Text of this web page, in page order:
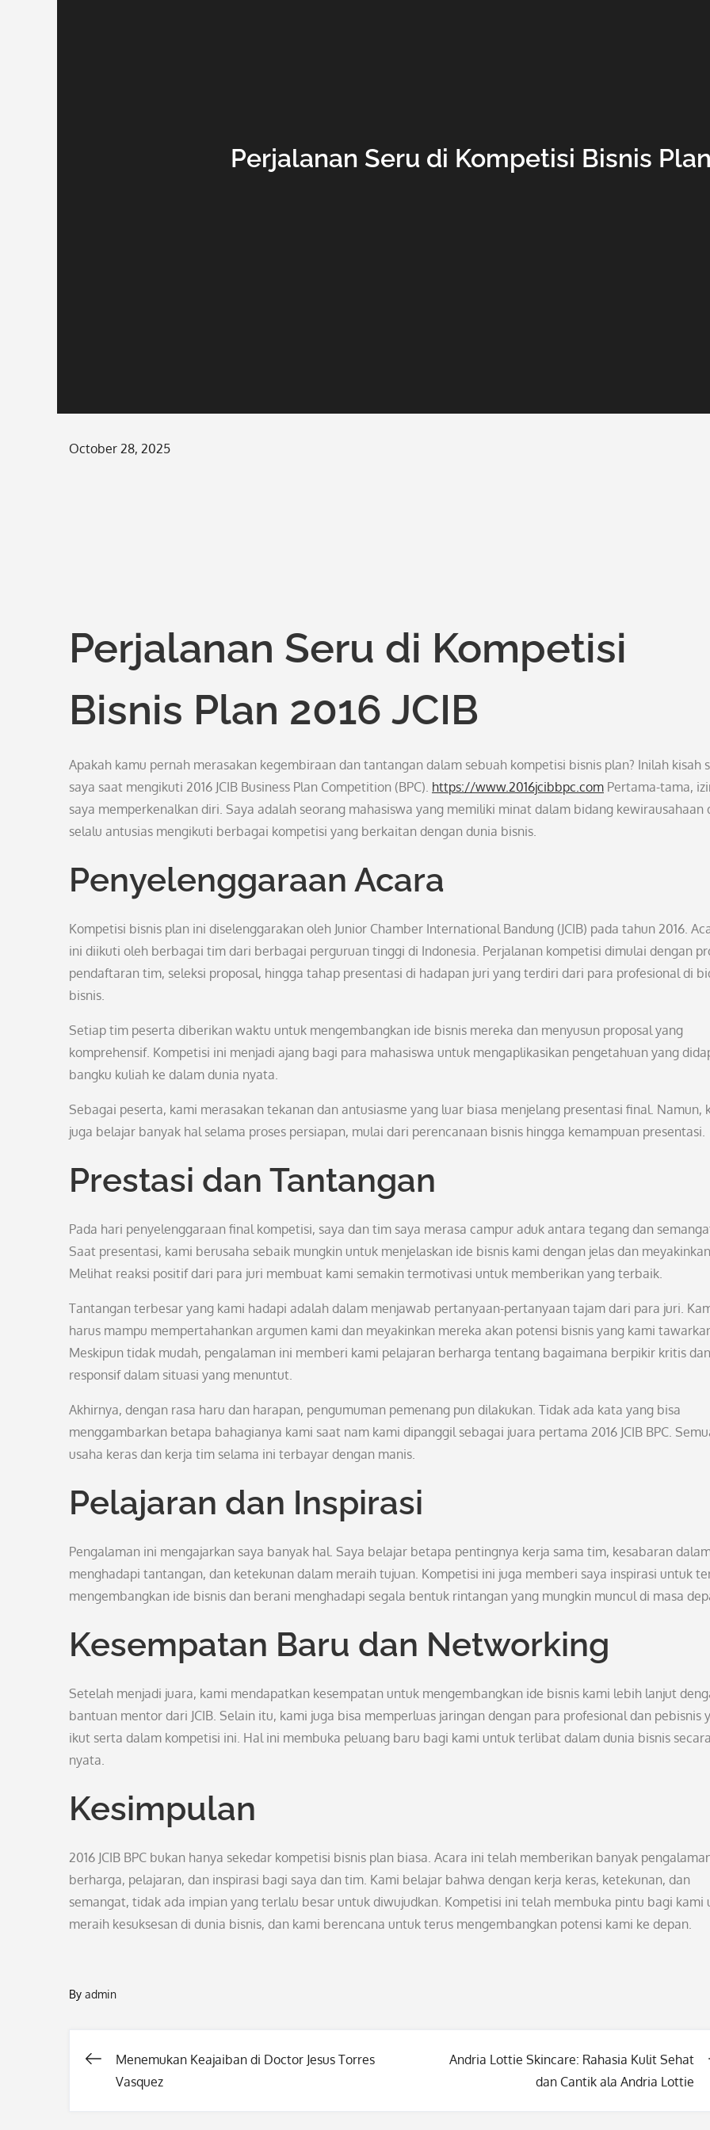
Perjalanan Seru di Kompetisi Bisnis
Posted
October 28, 2025
Perjalanan Seru di Kompetisi
Bisnis Plan 2016 JCIB
Apakah kamu pernah merasakan kegembiraan dan tantangan dalam sebuah kompetisi bisnis plan? Inilah kisah
saya saat mengikuti 2016 JCIB Business Plan Competition (BPC). https://www.2016jcibbpc.com Pertama-tama,
saya memperkenalkan diri. Saya adalah seorang mahasiswa yang memiliki minat dalam bidang kewirausahaan
selalu antusias mengikuti berbagai kompetisi yang berkaitan dengan dunia bisnis.
Penyelenggaraan Acara
Kompetisi bisnis plan ini diselenggarakan oleh Junior Chamber International Bandung (JCIB) pada tahun 2016.
ini diikuti oleh berbagai tim dari berbagai perguruan tinggi di Indonesia. Perjalanan kompetisi dimulai dengan
pendaftaran tim, seleksi proposal, hingga tahap presentasi di hadapan juri yang terdiri dari para profesional di
bisnis.
Setiap tim peserta diberikan waktu untuk mengembangkan ide bisnis mereka dan menyusun proposal yang
komprehensif. Kompetisi ini menjadi ajang bagi para mahasiswa untuk mengaplikasikan pengetahuan yang
bangku kuliah ke dalam dunia nyata.
Sebagai peserta, kami merasakan tekanan dan antusiasme yang luar biasa menjelang presentasi final. Namun,
juga belajar banyak hal selama proses persiapan, mulai dari perencanaan bisnis hingga kemampuan presentasi.
Prestasi dan Tantangan
Pada hari penyelenggaraan final kompetisi, saya dan tim saya merasa campur aduk antara tegang dan
Saat presentasi, kami berusaha sebaik mungkin untuk menjelaskan ide bisnis kami dengan jelas dan
Melihat reaksi positif dari para juri membuat kami semakin termotivasi untuk memberikan yang terbaik.
Tantangan terbesar yang kami hadapi adalah dalam menjawab pertanyaan-pertanyaan tajam dari para juri.
harus mampu mempertahankan argumen kami dan meyakinkan mereka akan potensi bisnis yang kami
Meskipun tidak mudah, pengalaman ini memberi kami pelajaran berharga tentang bagaimana berpikir kritis dan
responsif dalam situasi yang menuntut.
Akhirnya, dengan rasa haru dan harapan, pengumuman pemenang pun dilakukan. Tidak ada kata yang bisa
menggambarkan betapa bahagianya kami saat nam kami dipanggil sebagai juara pertama 2016 JCIB BPC.
usaha keras dan kerja tim selama ini terbayar dengan manis.
Pelajaran dan Inspirasi
Pengalaman ini mengajarkan saya banyak hal. Saya belajar betapa pentingnya kerja sama tim, kesabaran
menghadapi tantangan, dan ketekunan dalam meraih tujuan. Kompetisi ini juga memberi saya inspirasi untuk
mengembangkan ide bisnis dan berani menghadapi segala bentuk rintangan yang mungkin muncul di masa
Kesempatan Baru dan Networking
Setelah menjadi juara, kami mendapatkan kesempatan untuk mengembangkan ide bisnis kami lebih lanjut
bantuan mentor dari JCIB. Selain itu, kami juga bisa memperluas jaringan dengan para profesional dan pebisnis
ikut serta dalam kompetisi ini. Hal ini membuka peluang baru bagi kami untuk terlibat dalam dunia bisnis secara
nyata.
Kesimpulan
2016 JCIB BPC bukan hanya sekedar kompetisi bisnis plan biasa. Acara ini telah memberikan banyak
berharga, pelajaran, dan inspirasi bagi saya dan tim. Kami belajar bahwa dengan kerja keras, ketekunan, dan
semangat, tidak ada impian yang terlalu besar untuk diwujudkan. Kompetisi ini telah membuka pintu bagi kami
meraih kesuksesan di dunia bisnis, dan kami berencana untuk terus mengembangkan potensi kami ke depan.
By admin
Post
Menemukan Keajaiban di Doctor Jesus Torres
Vasquez
Andria Lottie Skincare: Rahasia Kulit Sehat
dan Cantik ala Andria Lottie